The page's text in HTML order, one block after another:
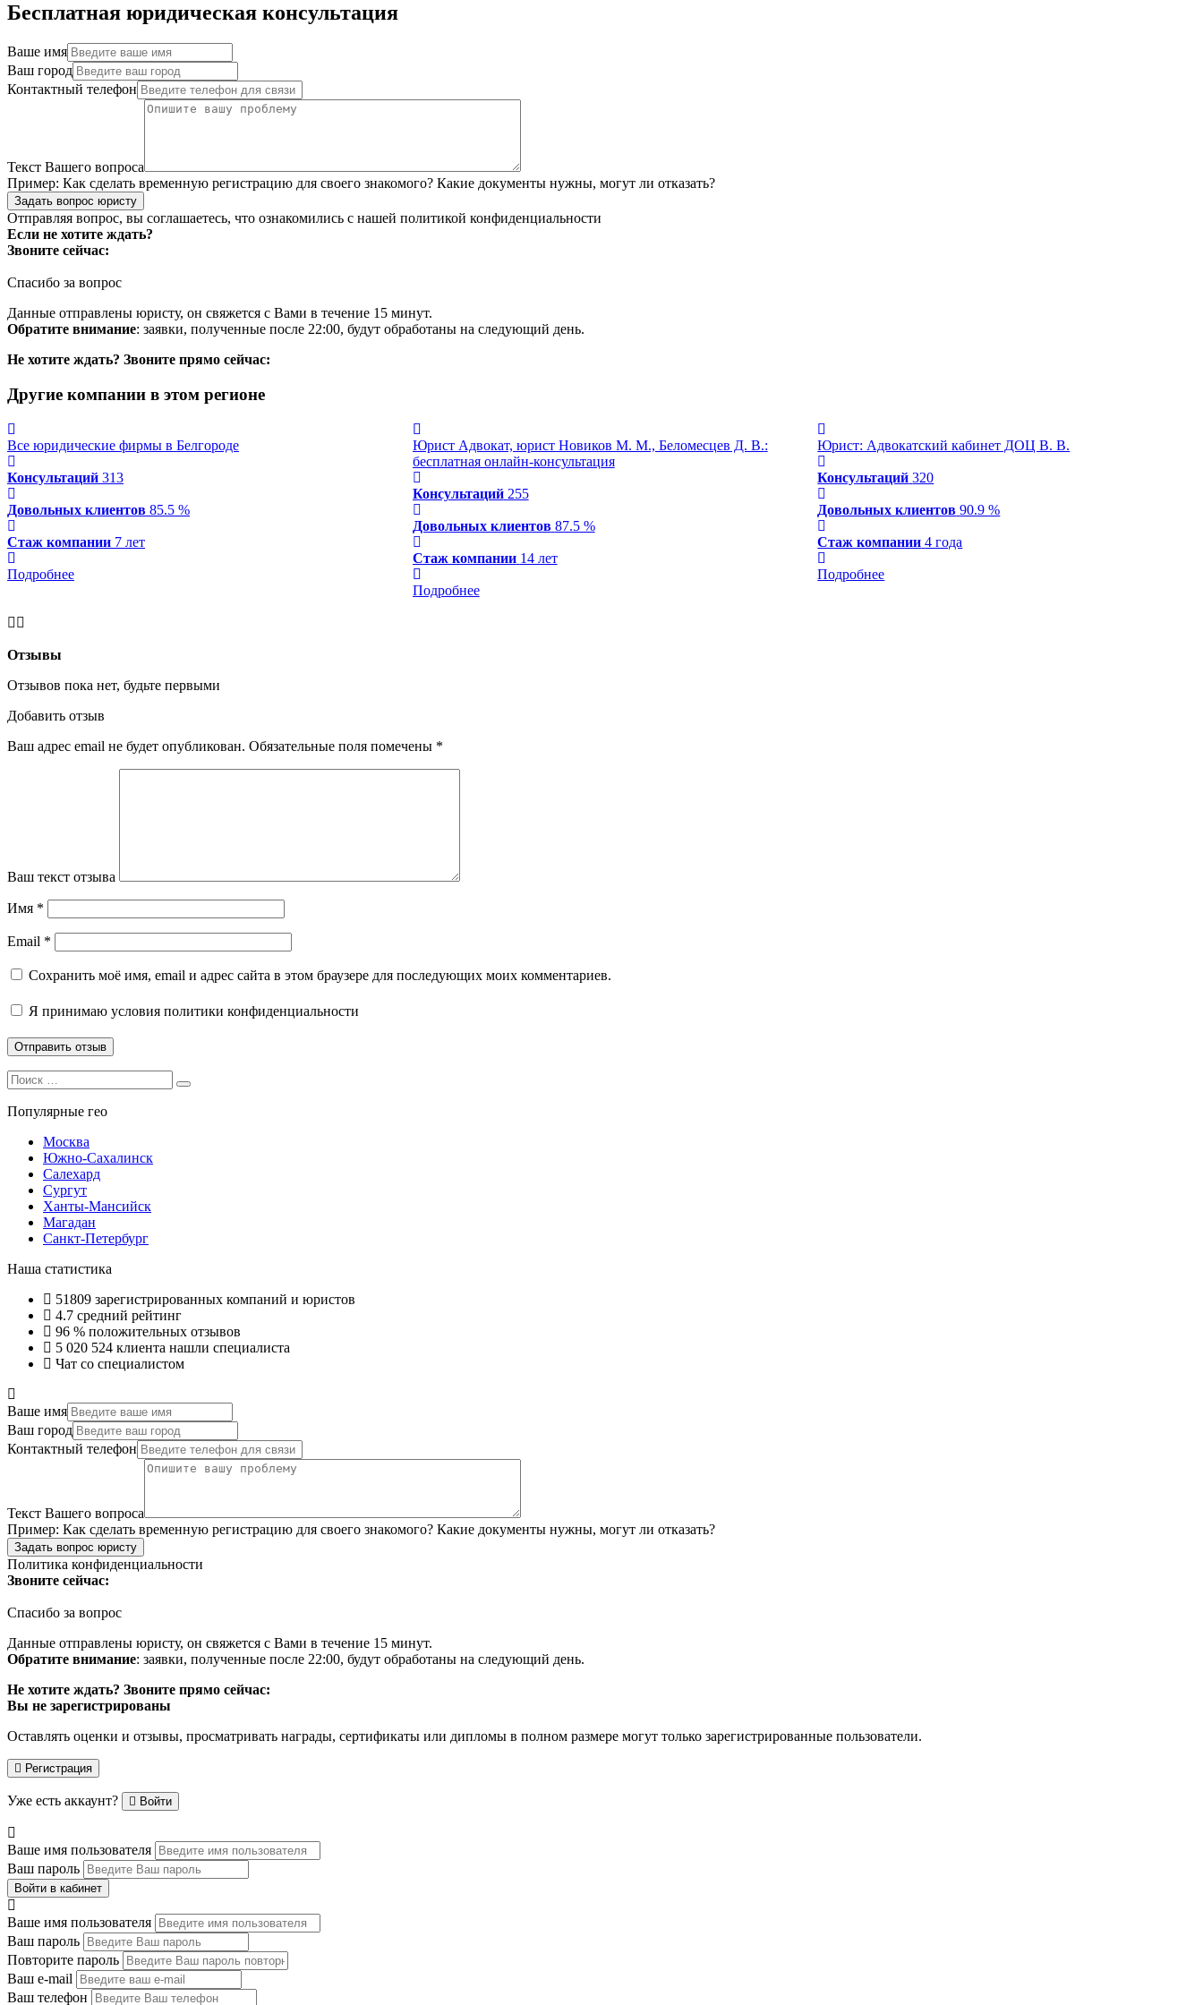
Бесплатная юридическая консультация
Ваше имя
Ваш город
Контактный телефон
Текст Вашего вопроса
Пример: Как сделать временную регистрацию для своего знакомого? Какие документы нужны, могут ли отказать?
Задать вопрос юристу
Отправляя вопрос, вы соглашаетесь, что ознакомились с нашей политикой конфиденциальности
Если не хотите ждать?
Звоните сейчас:
Спасибо за вопрос
Данные отправлены юристу, он свяжется с Вами в течение 15 минут.
Обратите внимание: заявки, полученные после 22:00, будут обработаны на следующий день.
Не хотите ждать? Звоните прямо сейчас:
Другие компании в этом регионе
Все юридические фирмы в Белгороде
Консультаций 313
Довольных клиентов 85.5 %
Стаж компании 7 лет
Подробнее
Юрист Адвокат, юрист Новиков М. М., Беломесцев Д. В.:
бесплатная онлайн-консультация
Консультаций 255
Довольных клиентов 87.5 %
Стаж компании 14 лет
Подробнее
Юрист: Адвокатский кабинет ДОЦ В. В.
Консультаций 320
Довольных клиентов 90.9 %
Стаж компании 4 года
Подробнее
Отзывы
Отзывов пока нет, будьте первыми
Добавить отзыв
Ваш адрес email не будет опубликован. Обязательные поля помечены *
Ваш текст отзыва
Имя *
Email *
Сохранить моё имя, email и адрес сайта в этом браузере для последующих моих комментариев.
Я принимаю условия политики конфиденциальности
Search
for:
Search
Популярные гео
Москва
Южно-Сахалинск
Салехард
Сургут
Ханты-Мансийск
Магадан
Санкт-Петербург
Наша статистика
51809 зарегистрированных компаний и юристов
4.7 средний рейтинг
96 % положительных отзывов
5 020 524 клиента нашли специалиста
Чат со специалистом
Ваше имя
Ваш город
Контактный телефон
Текст Вашего вопроса
Пример: Как сделать временную регистрацию для своего знакомого? Какие документы нужны, могут ли отказать?
Задать вопрос юристу
Политика конфиденциальности
Звоните сейчас:
Спасибо за вопрос
Данные отправлены юристу, он свяжется с Вами в течение 15 минут.
Обратите внимание: заявки, полученные после 22:00, будут обработаны на следующий день.
Не хотите ждать? Звоните прямо сейчас:
Вы не зарегистрированы
Оставлять оценки и отзывы, просматривать награды, сертификаты или дипломы в полном размере могут только зарегистрированные пользователи.
Регистрация
Уже есть аккаунт? Войти
Ваше имя пользователя
Ваш пароль
Войти в кабинет
Ваше имя пользователя
Ваш пароль
Повторите пароль
Ваш e-mail
Ваш телефон